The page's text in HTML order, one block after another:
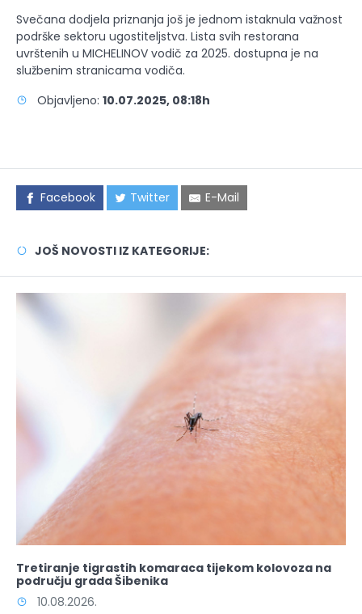
Svečana dodjela priznanja još je jednom istaknula važnost
podrške sektoru ugostiteljstva. Lista svih restorana
uvrštenih u MICHELINOV vodič za 2025. dostupna je na
službenim stranicama vodiča.
Objavljeno: 10.07.2025, 08:18h
Facebook Twitter E-Mail
JOŠ NOVOSTI IZ KATEGORIJE:
Tretiranje tigrastih komaraca tijekom kolovoza na
području grada Šibenika
10.08.2026.